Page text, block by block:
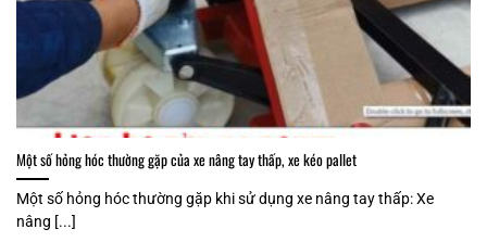
Một số hỏng hóc thường gặp của xe nâng tay thấp, xe kéo pallet
Một số hỏng hóc thường gặp khi sử dụng xe nâng tay thấp: Xe
nâng [...]